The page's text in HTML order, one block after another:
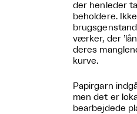
der henleder
beholdere.
værker, der
deres
kurve.
Papirgarn
men det er
bearbejdede